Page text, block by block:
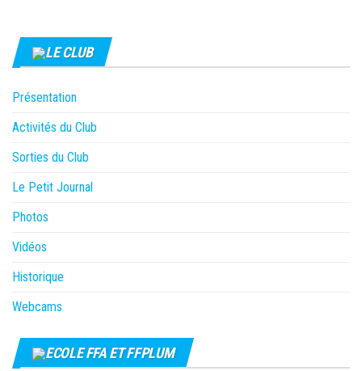
LE CLUB
Présentation
Activités du Club
Sorties du Club
Le Petit Journal
Photos
Vidéos
Historique
Webcams
ECOLE FFA ET FFPLUM